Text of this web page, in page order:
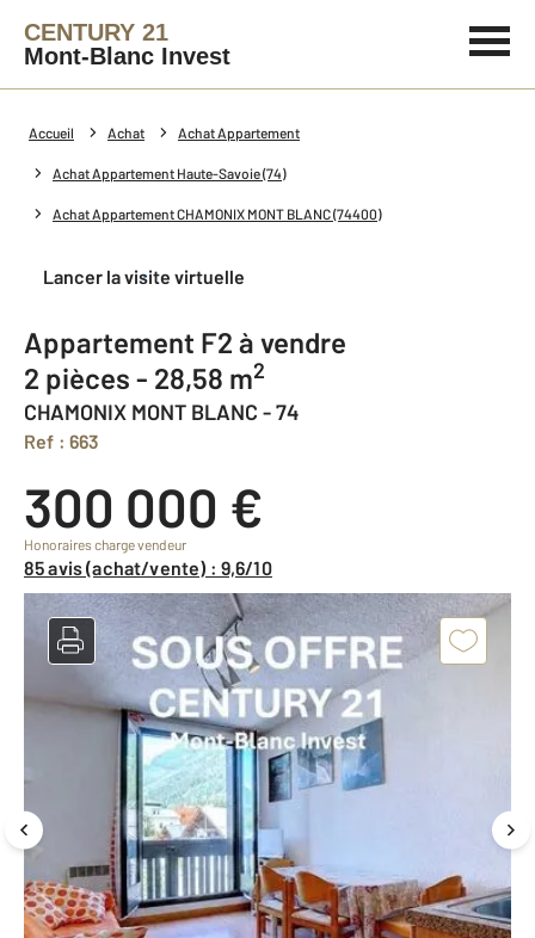
CENTURY 21
Mont-Blanc Invest
Accueil Achat Achat Appartement
Achat Appartement Haute-Savoie (74)
Achat Appartement CHAMONIX MONT BLANC (74400)
Lancer la visite virtuelle
Appartement F2 à vendre
2 pièces - 28,58 m2
CHAMONIX MONT BLANC - 74
Ref : 663
300 000 €
Honoraires charge vendeur
85 avis (achat/vente) : 9,6/10